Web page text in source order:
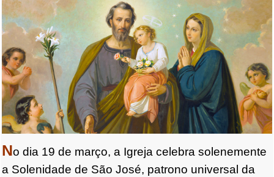
No dia 19 de março, a Igreja celebra solenemente
a Solenidade de São José, patrono universal da